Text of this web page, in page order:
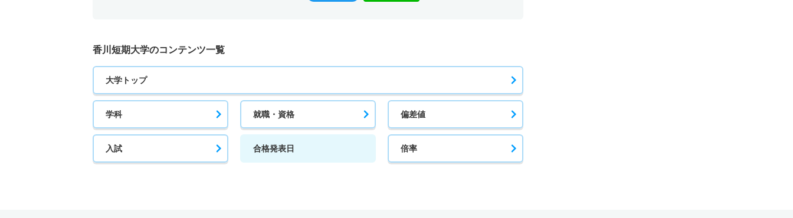
香川短期大学のコンテンツ一覧
大学トップ
学科 就職・資格 偏差値
入試 合格発表日 倍率